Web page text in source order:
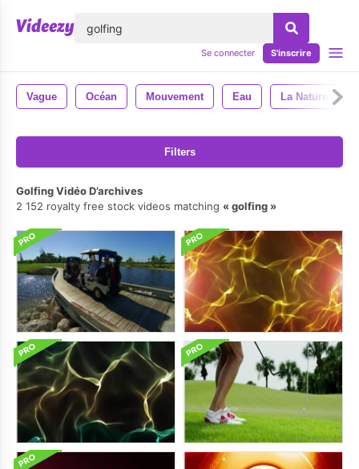
Se connecter S'inscrire
Vague Océan Mouvement Eau La Nature
Filters
Golfing Vidéo D’archives
2 152 royalty free stock videos matching
golfing